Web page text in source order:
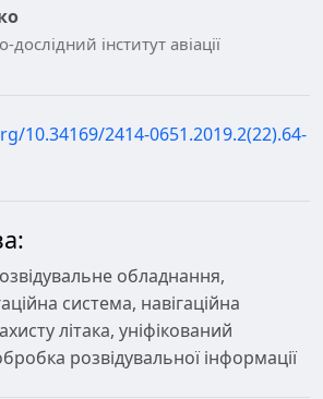
інститут авіації
10.34169/2414-0651.2019.2(22).64-
обладнання,
система, навігаційна
літака, уніфікований
розвідувальної інформації